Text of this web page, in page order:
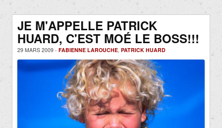
JE M'APPELLE PATRICK
HUARD, C'EST MOÉ LE BOSS!!!
29 MARS 2009 - FABIENNE LAROUCHE, PATRICK HUARD